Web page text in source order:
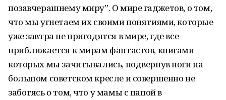
позавчерашнему миру”. О мире гаджетов, о том,
что мы угнетаем их своими понятиями, которые
уже завтра не пригодятся в мире, где все
приближается к мирам фантастов, книгами
которых мы зачитывались, подвернув ноги на
большом советском кресле и совершенно не
заботясь о том, что у мамы с папой в